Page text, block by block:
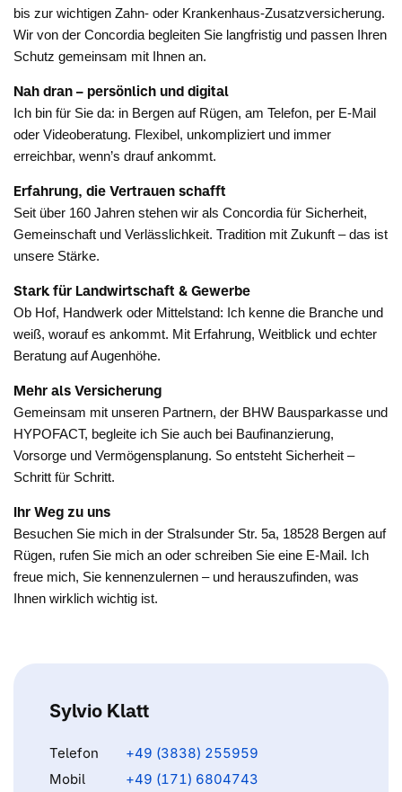
bis zur wichtigen Zahn- oder Krankenhaus-Zusatzversicherung.
Wir von der Concordia begleiten Sie langfristig und passen Ihren
Schutz gemeinsam mit Ihnen an.
Nah dran – persönlich und digital
Ich bin für Sie da: in Bergen auf Rügen, am Telefon, per E-Mail
oder Videoberatung. Flexibel, unkompliziert und immer
erreichbar, wenn’s drauf ankommt.
Erfahrung, die Vertrauen schafft
Seit über 160 Jahren stehen wir als Concordia für Sicherheit,
Gemeinschaft und Verlässlichkeit. Tradition mit Zukunft – das ist
unsere Stärke.
Stark für Landwirtschaft & Gewerbe
Ob Hof, Handwerk oder Mittelstand: Ich kenne die Branche und
weiß, worauf es ankommt. Mit Erfahrung, Weitblick und echter
Beratung auf Augenhöhe.
Mehr als Versicherung
Gemeinsam mit unseren Partnern, der BHW Bausparkasse und
HYPOFACT, begleite ich Sie auch bei Baufinanzierung,
Vorsorge und Vermögensplanung. So entsteht Sicherheit –
Schritt für Schritt.
Ihr Weg zu uns
Besuchen Sie mich in der Stralsunder Str. 5a, 18528 Bergen auf
Rügen, rufen Sie mich an oder schreiben Sie eine E-Mail. Ich
freue mich, Sie kennenzulernen – und herauszufinden, was
Ihnen wirklich wichtig ist.
Sylvio Klatt
Telefon
+49 (3838) 255959
Mobil
+49 (171) 6804743